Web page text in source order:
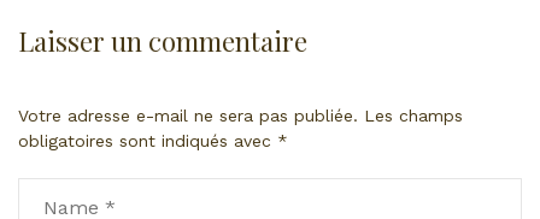
Laisser un commentaire
Votre adresse e-mail ne sera pas publiée. Les champs
obligatoires sont indiqués avec *